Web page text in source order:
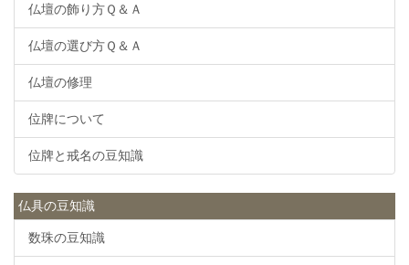
仏壇の飾り方Ｑ＆Ａ
仏壇の選び方Ｑ＆Ａ
仏壇の修理
位牌について
位牌と戒名の豆知識
仏具の豆知識
数珠の豆知識